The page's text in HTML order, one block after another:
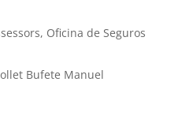
Oficina de Seguros
Bufete Manuel